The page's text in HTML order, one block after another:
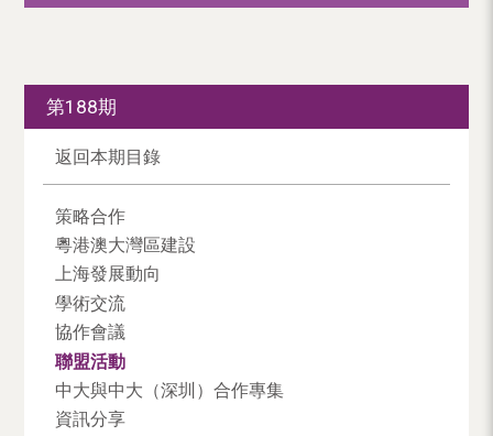
第188期
返回本期目錄
策略合作
粵港澳大灣區建設
上海發展動向
學術交流
協作會議
聯盟活動
中大與中大（深圳）合作專集
資訊分享